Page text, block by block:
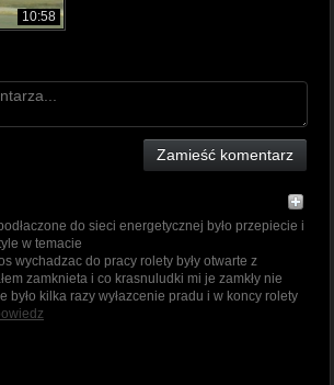
10:58
Zamieść komentarz
do sieci energetycznej było przepiecie i
w temacie
wychadzac do pracy rolety były otwarte z
zamknieta i co krasnuludki mi je zamkły nie
było kilka razy wyłazcenie pradu i w koncy rolety